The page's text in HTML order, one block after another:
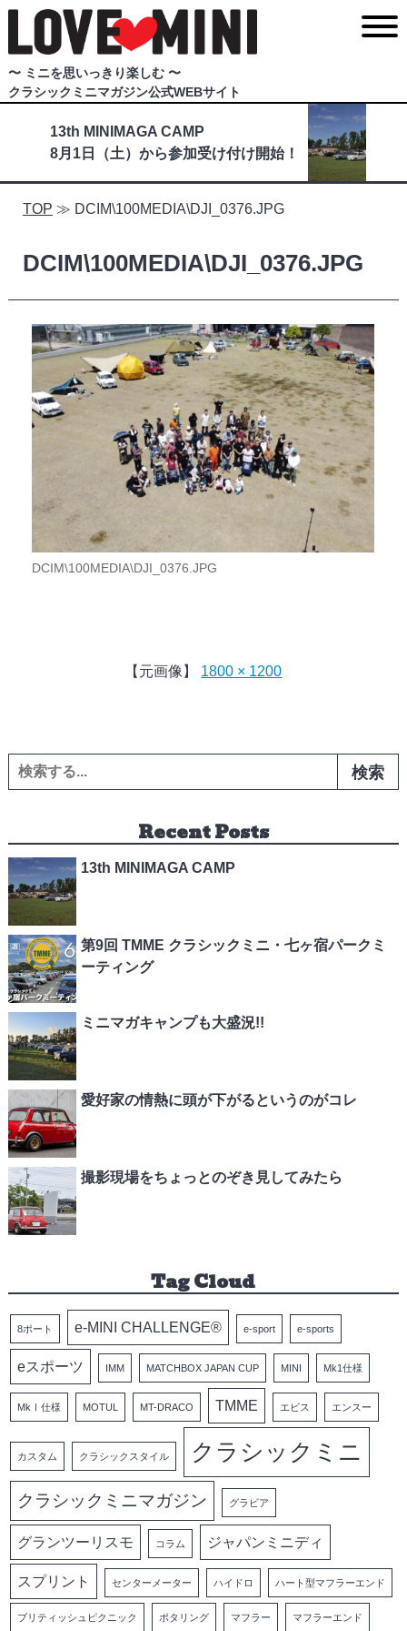
〜 ミニを思いっきり楽しむ 〜
クラシックミニマガジン公式WEBサイト
13th MINIMAGA CAMP
8月1日（土）から参加受け付け開始！
TOP ≫ DCIM\100MEDIA\DJI_0376.JPG
DCIM\100MEDIA\DJI_0376.JPG
DCIM\100MEDIA\DJI_0376.JPG
【元画像】 1800 × 1200
検索:
Recent Posts
13th MINIMAGA CAMP
第9回 TMME クラシックミニ・七ヶ宿パークミ
ーティング
ミニマガキャンプも大盛況!!
愛好家の情熱に頭が下がるというのがコレ
撮影現場をちょっとのぞき見してみたら
Tag Cloud
8ポート e-MINI CHALLENGE® e-sport e-sports
eスポーツ IMM MATCHBOX JAPAN CUP MINI Mk1仕様
MkⅠ仕様 MOTUL MT-DRACO TMME エビス エンスー
カスタム クラシックスタイル クラシックミニ
クラシックミニマガジン グラビア
グランツーリスモ コラム ジャパンミニディ
スプリント センターメーター ハイドロ ハート型マフラーエンド
ブリティッシュピクニック ポタリング マフラー マフラーエンド